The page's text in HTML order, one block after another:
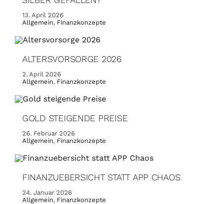
13. April 2026
Allgemein, Finanzkonzepte
ALTERSVORSORGE 2026
2. April 2026
Allgemein, Finanzkonzepte
GOLD STEIGENDE PREISE
26. Februar 2026
Allgemein, Finanzkonzepte
FINANZUEBERSICHT STATT APP CHAOS
24. Januar 2026
Allgemein, Finanzkonzepte